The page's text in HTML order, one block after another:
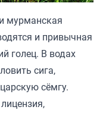
мурманская
и привычная
голец. В водах
сига,
сёмгу.